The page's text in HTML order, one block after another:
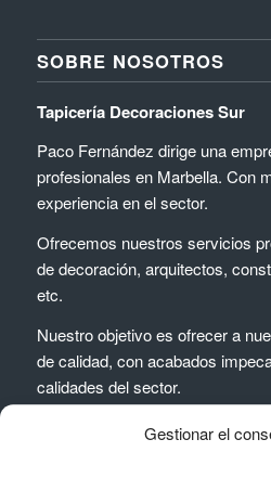
Gestionar el
SOBRE NOSOTROS
Tapicería Decoraciones Sur
Paco Fernández dirige una
profesionales en Marbella. Con
experiencia en el sector.
Ofrecemos nuestros servicios
de decoración, arquitectos,
etc.
Nuestro objetivo es ofrecer a
de calidad, con acabados
calidades del sector.